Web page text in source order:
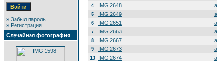
» Забыл пароль
» Регистрация
Случайная фотография
4
IMG 2648
5
IMG 2649
6
IMG 2651
7
IMG 2663
8
IMG 2667
9
IMG 2673
10 IMG 2674